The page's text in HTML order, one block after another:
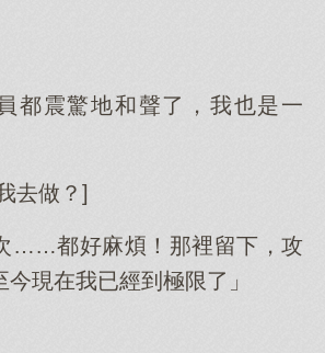
都震驚地和聲了，我也是一
去做？]
……都好麻煩！那裡留下，攻
現在我已經到極限了」